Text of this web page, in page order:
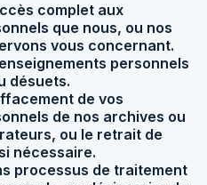
complet aux
que nous, ou nos
vous concernant.
personnels
désuets.
de vos
de nos archives ou
ou le retrait de
nécessaire.
processus de traitement